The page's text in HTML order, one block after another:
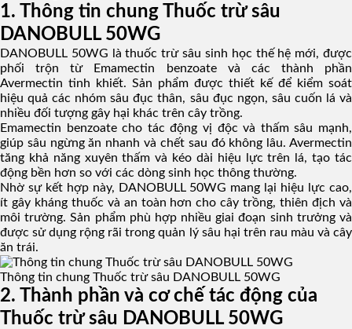
1. Thông tin chung Thuốc trừ sâu
DANOBULL 50WG
DANOBULL 50WG là thuốc trừ sâu sinh học thế hệ mới, được
phối trộn từ Emamectin benzoate và các thành phần
Avermectin tinh khiết. Sản phẩm được thiết kế để kiểm soát
hiệu quả các nhóm sâu đục thân, sâu đục ngọn, sâu cuốn lá và
nhiều đối tượng gây hại khác trên cây trồng.
Emamectin benzoate cho tác động vị độc và thấm sâu mạnh,
giúp sâu ngừng ăn nhanh và chết sau đó không lâu. Avermectin
tăng khả năng xuyên thấm và kéo dài hiệu lực trên lá, tạo tác
động bền hơn so với các dòng sinh học thông thường.
Nhờ sự kết hợp này, DANOBULL 50WG mang lại hiệu lực cao,
ít gây kháng thuốc và an toàn hơn cho cây trồng, thiên địch và
môi trường. Sản phẩm phù hợp nhiều giai đoạn sinh trưởng và
được sử dụng rộng rãi trong quản lý sâu hại trên rau màu và cây
ăn trái.
Thông tin chung Thuốc trừ sâu DANOBULL 50WG
2. Thành phần và cơ chế tác động của
Thuốc trừ sâu DANOBULL 50WG